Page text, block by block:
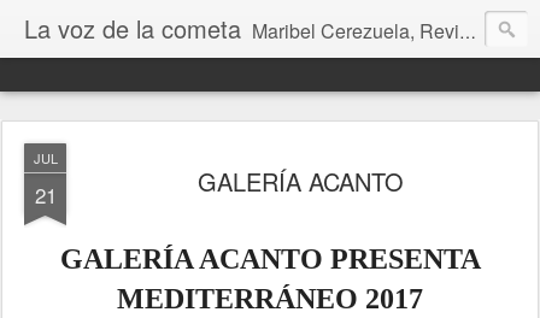
La voz de la cometa Maribel Cerezuela, Revista cultural, Diario voz, La magia de las artes. Tu voz en Internet, Cultura, Literatura, Revista, Fotografías, Audio, Entrevistas, Arte, Ajedrez, Lecturas
JUL
21 GALERÍA ACANTO
GALERÍA ACANTO PRESENTA
MEDITERRÁNEO 2017